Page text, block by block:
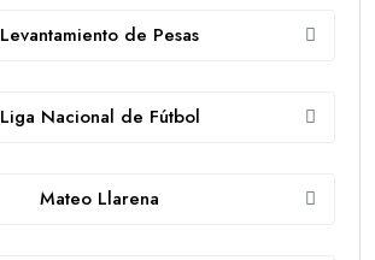
Levantamiento de Pesas
Liga Nacional de Fútbol
Mateo Llarena